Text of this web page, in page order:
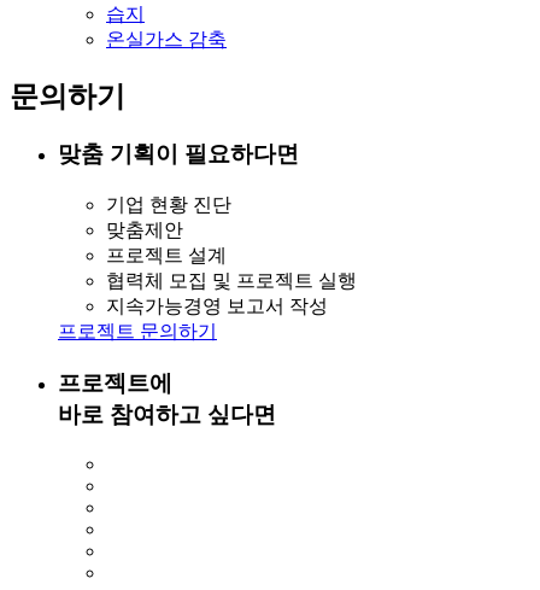
습지
온실가스 감축
문의하기
맞춤 기획이 필요하다면
기업 현황 진단
맞춤제안
프로젝트 설계
협력체 모집 및 프로젝트 실행
지속가능경영 보고서 작성
프로젝트 문의하기
프로젝트에
바로 참여하고 싶다면